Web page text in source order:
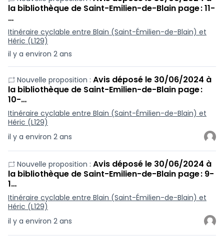
il y a environ 2 ans
la bibliothèque de Saint-Emilien-de-Blain page : 11-
…
Itinéraire cyclable entre Blain (Saint-Émilien-de-Blain) et
Héric (L129)
il y a environ 2 ans
Nouvelle proposition : Avis déposé le 30/06/2024 à
la bibliothèque de Saint-Emilien-de-Blain page :
10-…
Itinéraire cyclable entre Blain (Saint-Émilien-de-Blain) et
Héric (L129)
il y a environ 2 ans
Nouvelle proposition : Avis déposé le 30/06/2024 à
la bibliothèque de Saint-Emilien-de-Blain page : 9-
1…
Itinéraire cyclable entre Blain (Saint-Émilien-de-Blain) et
Héric (L129)